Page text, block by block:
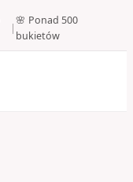
|
🌸 Ponad 500
bukietów